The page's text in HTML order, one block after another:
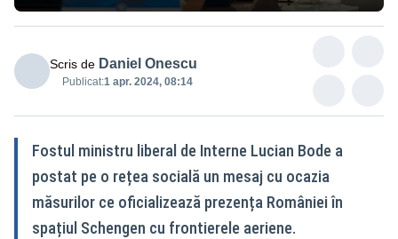
Scris de Daniel Onescu
Publicat:1 apr. 2024, 08:14
Fostul ministru liberal de Interne Lucian Bode a
postat pe o rețea socială un mesaj cu ocazia
măsurilor ce oficializează prezența României în
spațiul Schengen cu frontierele aeriene.